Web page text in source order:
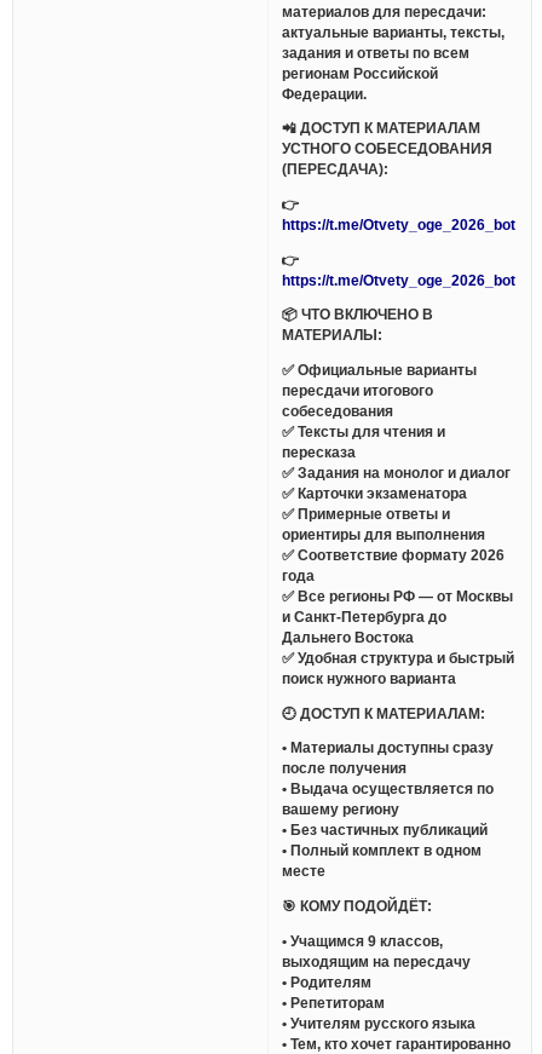
материалов для пересдачи:
актуальные варианты, тексты,
задания и ответы по всем
регионам Российской
Федерации.
📲 ДОСТУП К МАТЕРИАЛАМ
УСТНОГО СОБЕСЕДОВАНИЯ
(ПЕРЕСДАЧА):
👉
https://t.me/Otvety_oge_2026_bot
👉
https://t.me/Otvety_oge_2026_bot
📦 ЧТО ВКЛЮЧЕНО В
МАТЕРИАЛЫ:
✅ Официальные варианты
пересдачи итогового
собеседования
✅ Тексты для чтения и
пересказа
✅ Задания на монолог и диалог
✅ Карточки экзаменатора
✅ Примерные ответы и
ориентиры для выполнения
✅ Соответствие формату 2026
года
✅ Все регионы РФ — от Москвы
и Санкт-Петербурга до
Дальнего Востока
✅ Удобная структура и быстрый
поиск нужного варианта
🕘 ДОСТУП К МАТЕРИАЛАМ:
• Материалы доступны сразу
после получения
• Выдача осуществляется по
вашему региону
• Без частичных публикаций
• Полный комплект в одном
месте
🎯 КОМУ ПОДОЙДЁТ:
• Учащимся 9 классов,
выходящим на пересдачу
• Родителям
• Репетиторам
• Учителям русского языка
• Тем, кто хочет гарантированно